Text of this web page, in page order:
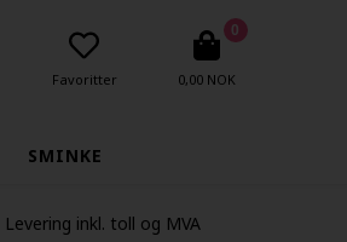
Favoritter
0
0,00 NOK
SMINKE
Levering inkl. toll og MVA